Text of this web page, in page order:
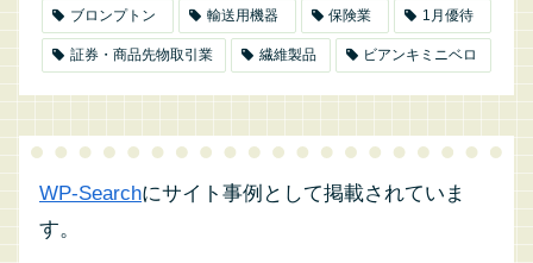
ブロンプトン 輸送用機器 保険業 1月優待
証券・商品先物取引業 繊維製品 ビアンキミニベロ
WP-Searchにサイト事例として掲載されていま
す。